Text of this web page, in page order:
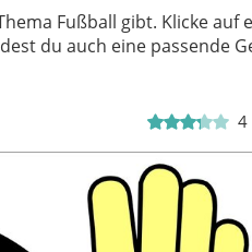
Fußball gibt. Klicke auf
du auch eine passende
4